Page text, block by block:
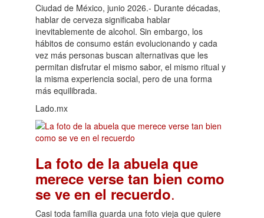
Ciudad de México, junio 2026.- Durante décadas,
hablar de cerveza significaba hablar
inevitablemente de alcohol. Sin embargo, los
hábitos de consumo están evolucionando y cada
vez más personas buscan alternativas que les
permitan disfrutar el mismo sabor, el mismo ritual y
la misma experiencia social, pero de una forma
más equilibrada.
Lado.mx
La foto de la abuela que
merece verse tan bien como
se ve en el recuerdo.
Casi toda familia guarda una foto vieja que quiere